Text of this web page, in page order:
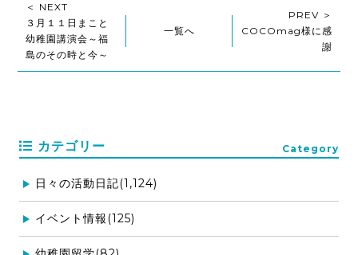
＜ NEXT
３月１１日まこと
幼稚園講演会～福
島のその時と今～
一覧へ
PREV ＞
COCOmag様に感
謝
カテゴリー Category
日々の活動日記(1,124)
イベント情報(125)